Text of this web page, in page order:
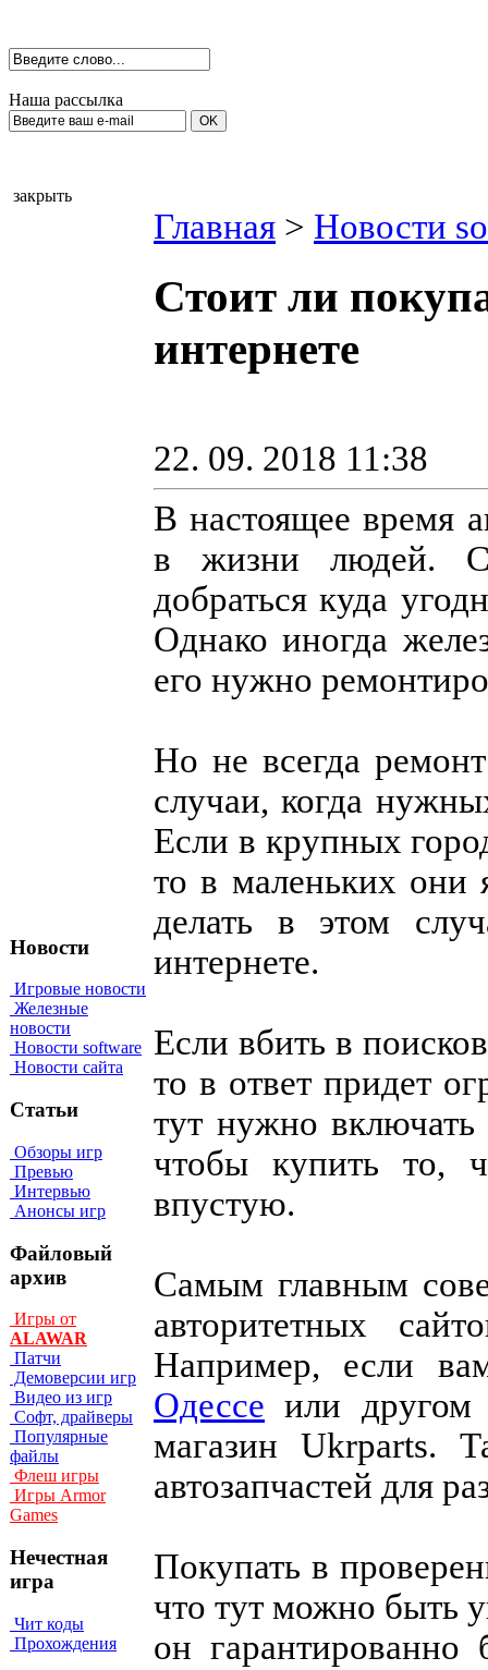
Наша рассылка
закрыть
Новости
Игровые новости
Железные
новости
Новости software
Новости сайта
Статьи
Обзоры игр
Превью
Интервью
Анонсы игр
Файловый
архив
Игры от
ALAWAR
Патчи
Демоверсии игр
Видео из игр
Софт, драйверы
Популярные
файлы
Флеш игры
Игры Armor
Games
Нечестная
игра
Чит коды
Прохождения
Главная > Новости
Стоит ли
интернете
22. 09. 2018 11:38
В настоящее время
в жизни людей.
добраться куда
Однако иногда
его нужно
Но не всегда
случаи, когда
Если в крупных
то в маленьких
делать в этом
интернете.
Если вбить в
то в ответ придет
тут нужно
чтобы купить то,
впустую.
Самым главным
авторитетных
Например, если
Одессе или другом
магазин Ukrparts.
автозапчастей для
Покупать в
что тут можно быть
он